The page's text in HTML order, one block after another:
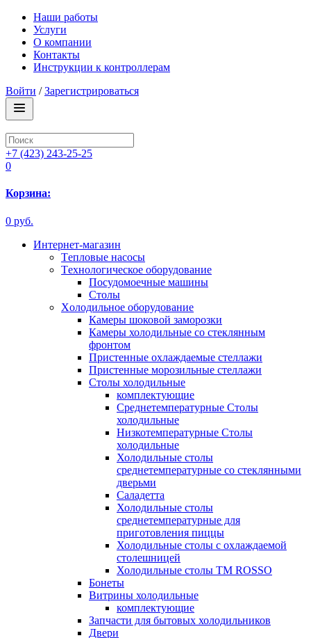
Наши работы
Услуги
О компании
Контакты
Инструкции к контроллерам
Войти /Зарегистрироваться
+7 (423) 243-25-25
0
Корзина:
0 руб.
Интернет-магазин
Tепловые насосы
Tехнологическое оборудование
Посудомоечные машины
Столы
Xолодильное оборудование
Камеры шоковой заморозки
Камеры холодильные со стеклянным
фронтом
Пристенные охлаждаемые стеллажи
Пристенные морозильные стеллажи
Столы холодильные
комплектующие
Среднетемпературные Столы
холодильные
Низкотемпературные Столы
холодильные
Холодильные столы
среднетемпературные со стеклянными
дверьми
Саладетта
Холодильные столы
среднетемпературные для
приготовления пиццы
Холодильные столы с охлаждаемой
столешницей
Холодильные столы ТМ ROSSO
Бонеты
Витрины холодильные
комплектующие
Запчасти для бытовых холодильников
Двери